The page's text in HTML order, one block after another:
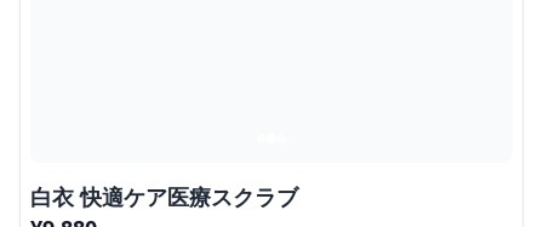
白衣 快適ケア医療スクラブ